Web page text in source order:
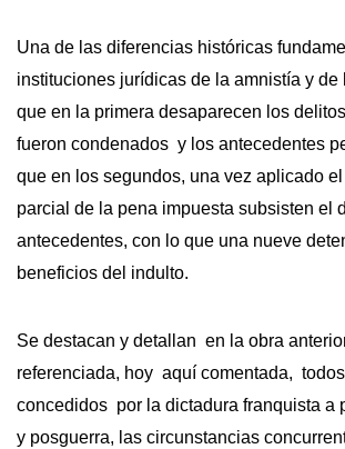
Una de las diferencias históricas
instituciones jurídicas de la amnistía y de
que en la primera desaparecen los
fueron condenados y los antecedentes
que en los segundos, una vez aplicado
parcial de la pena impuesta subsisten el
antecedentes, con lo que una nueve
beneficios del indulto.
Se destacan y detallan en la obra
referenciada, hoy aquí comentada,
concedidos por la dictadura franquista a
y posguerra, las circunstancias